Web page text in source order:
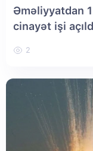
Əməliyyatdan
cinayət işi
2